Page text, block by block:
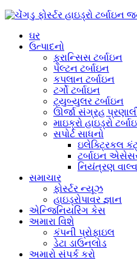
ઘર
ઉત્પાદનો
ફ્રાન્સિસ ટર્બાઇન
પેલ્ટન ટર્બાઇન
કપલાન ટર્બાઇન
ટર્ગો ટર્બાઇન
ટ્યુબ્યુલર ટર્બાઇન
ઊર્જા સંગ્રહ
માઇક્રો હાઇડ્રો
સપોર્ટ સાધનો
ઇલેક્ટ્રિકલ
ટર્બાઇન
નિયંત્રણ વાલ્વ
સમાચાર
ફોર્સ્ટર ન્યૂઝ
હાઇડ્રોપાવર જ્ઞાન
એન્જિનિયરિંગ કેસ
અમારા વિશે
કંપની પ્રોફાઇલ
ડેટા ડાઉનલોડ
અમારો સંપર્ક કરો